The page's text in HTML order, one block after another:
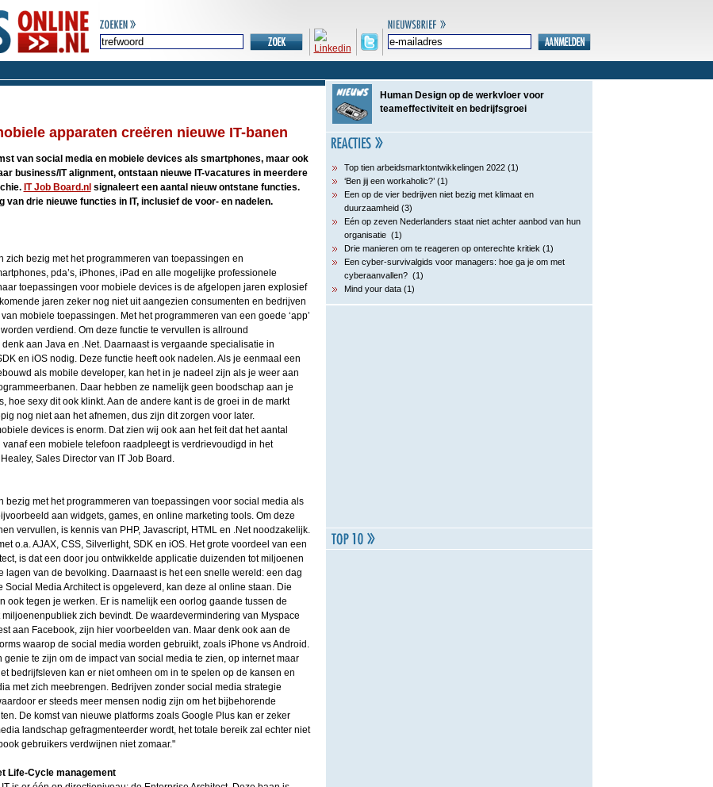
apparaten creëren nieuwe IT-banen
van social media en mobiele devices als smartphones, maar ook
business/IT alignment, ontstaan nieuwe IT-vacatures in meerdere
IT Job Board.nl signaleert een aantal nieuw ontstane functies.
van drie nieuwe functies in IT, inclusief de voor- en nadelen.
zich bezig met het programmeren van toepassingen en
pda’s, iPhones, iPad en alle mogelijke professionele
toepassingen voor mobiele devices is de afgelopen jaren explosief
jaren zeker nog niet uit aangezien consumenten en bedrijven
mobiele toepassingen. Met het programmeren van een goede ‘app’
verdiend. Om deze functie te vervullen is allround
aan Java en .Net. Daarnaast is vergaande specialisatie in
en iOS nodig. Deze functie heeft ook nadelen. Als je eenmaal een
als mobile developer, kan het in je nadeel zijn als je weer aan
Daar hebben ze namelijk geen boodschap aan je
hoe sexy dit ook klinkt. Aan de andere kant is de groei in de markt
nog niet aan het afnemen, dus zijn dit zorgen voor later.
devices is enorm. Dat zien wij ook aan het feit dat het aantal
een mobiele telefoon raadpleegt is verdrievoudigd in het
Sales Director van IT Job Board.
bezig met het programmeren van toepassingen voor social media als
aan widgets, games, en online marketing tools. Om deze
vervullen, is kennis van PHP, Javascript, HTML en .Net noodzakelijk.
o.a. AJAX, CSS, Silverlight, SDK en iOS. Het grote voordeel van een
is dat een door jou ontwikkelde applicatie duizenden tot miljoenen
lagen van de bevolking. Daarnaast is het een snelle wereld: een dag
Social Media Architect is opgeleverd, kan deze al online staan. Die
ook tegen je werken. Er is namelijk een oorlog gaande tussen de
zich bevindt. De waardevermindering van Myspace
aan Facebook, zijn hier voorbeelden van. Maar denk ook aan de
waarop de social media worden gebruikt, zoals iPhone vs Android.
genie te zijn om de impact van social media te zien, op internet maar
bedrijfsleven kan er niet omheen om in te spelen op de kansen en
met zich meebrengen. Bedrijven zonder social media strategie
er steeds meer mensen nodig zijn om het bijbehorende
De komst van nieuwe platforms zoals Google Plus kan er zeker
landschap gefragmenteerder wordt, het totale bereik zal echter niet
gebruikers verdwijnen niet zomaar."
Life-Cycle management
Human Design op de werkvloer voor
teameffectiviteit en bedrijfsgroei
Top tien arbeidsmarktontwikkelingen 2022 (1)
‘Ben jij een workaholic?’ (1)
Een op de vier bedrijven niet bezig met klimaat en
duurzaamheid (3)
Eén op zeven Nederlanders staat niet achter aanbod van hun
organisatie (1)
Drie manieren om te reageren op onterechte kritiek (1)
Een cyber-survivalgids voor managers: hoe ga je om met
cyberaanvallen? (1)
Mind your data (1)